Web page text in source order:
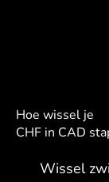
Hoe wissel je
CHF in CAD
Wissel